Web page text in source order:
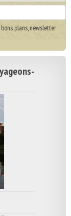
plans, newsletter